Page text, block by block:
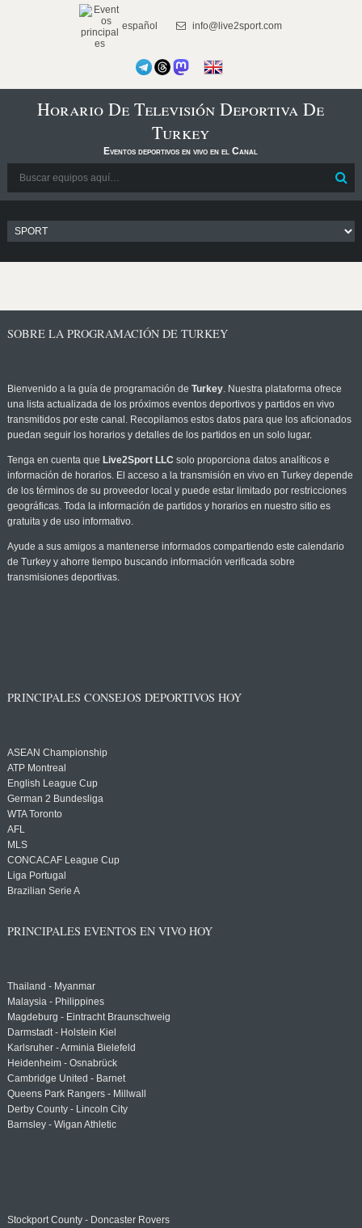
español info@live2sport.com
Horario De Televisión Deportiva De
Turkey
Eventos deportivos en vivo en el Canal
SOBRE LA PROGRAMACIÓN DE TURKEY
Bienvenido a la guía de programación de Turkey. Nuestra plataforma ofrece
una lista actualizada de los próximos eventos deportivos y partidos en vivo
transmitidos por este canal. Recopilamos estos datos para que los aficionados
puedan seguir los horarios y detalles de los partidos en un solo lugar.
Tenga en cuenta que Live2Sport LLC solo proporciona datos analíticos e
información de horarios. El acceso a la transmisión en vivo en Turkey depende
de los términos de su proveedor local y puede estar limitado por restricciones
geográficas. Toda la información de partidos y horarios en nuestro sitio es
gratuita y de uso informativo.
Ayude a sus amigos a mantenerse informados compartiendo este calendario
de Turkey y ahorre tiempo buscando información verificada sobre
transmisiones deportivas.
PRINCIPALES CONSEJOS DEPORTIVOS HOY
ASEAN Championship
ATP Montreal
English League Cup
German 2 Bundesliga
WTA Toronto
AFL
MLS
CONCACAF League Cup
Liga Portugal
Brazilian Serie A
PRINCIPALES EVENTOS EN VIVO HOY
Thailand - Myanmar
Malaysia - Philippines
Magdeburg - Eintracht Braunschweig
Darmstadt - Holstein Kiel
Karlsruher - Arminia Bielefeld
Heidenheim - Osnabrück
Cambridge United - Barnet
Queens Park Rangers - Millwall
Derby County - Lincoln City
Barnsley - Wigan Athletic
Stockport County - Doncaster Rovers